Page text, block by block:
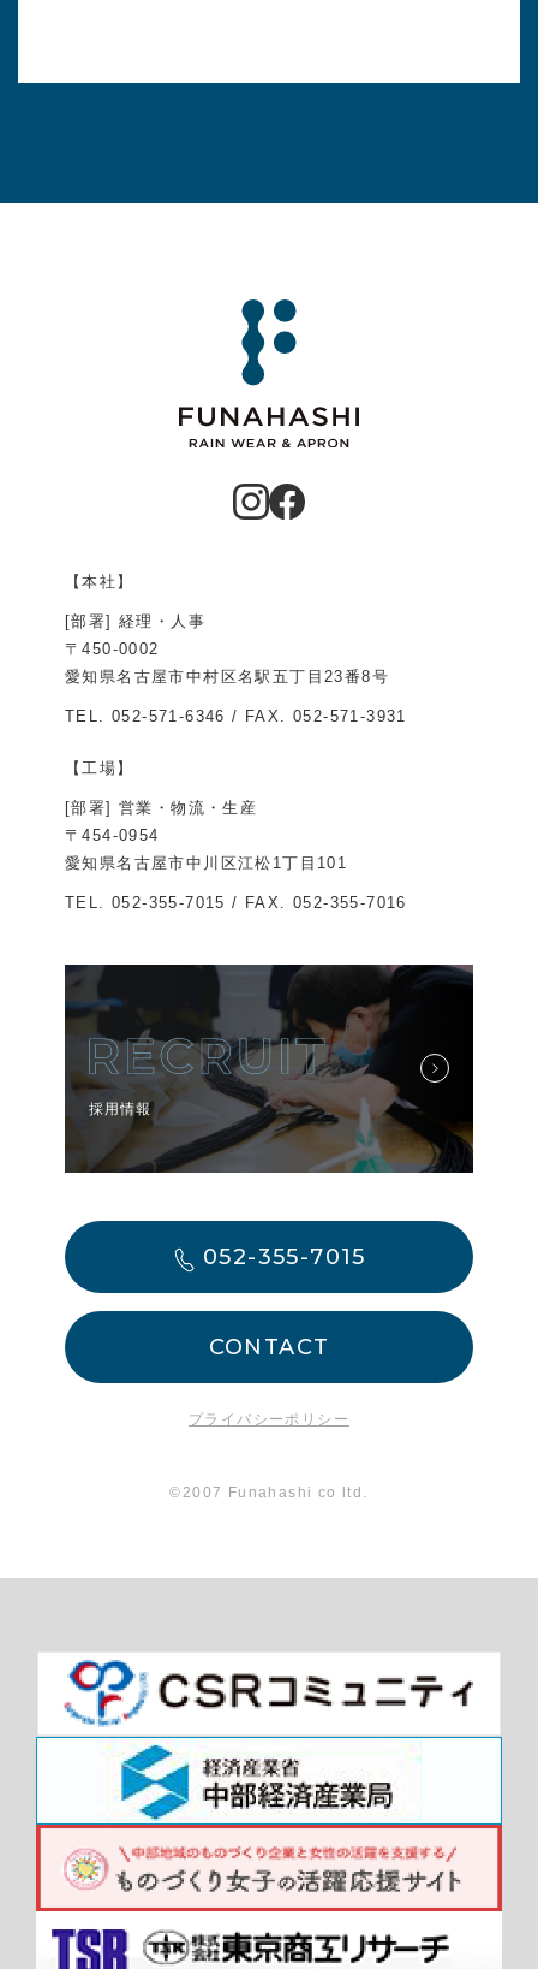
【本社】
[部署] 経理・人事
〒450-0002
愛知県名古屋市中村区名駅五丁目23番8号
TEL. 052-571-6346 / FAX. 052-571-3931
【工場】
[部署] 営業・物流・生産
〒454-0954
愛知県名古屋市中川区江松1丁目101
TEL. 052-355-7015 / FAX. 052-355-7016
採用情報
052-355-7015
CONTACT
プライバシーポリシー
©2007 Funahashi co ltd.